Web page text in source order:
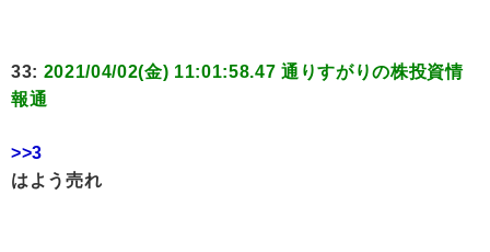
33: 2021/04/02(金) 11:01:58.47 通りすがりの株投資情
報通
>>3
はよう売れ